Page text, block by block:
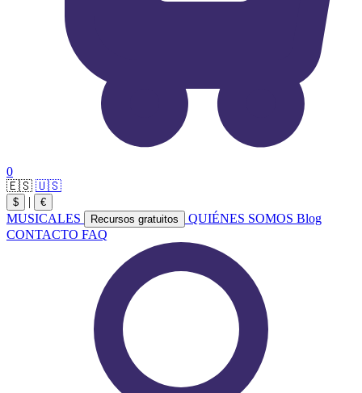
0
🇪🇸 🇺🇸
$ | €
MUSICALES Recursos gratuitos QUIÉNES SOMOS Blog
CONTACTO FAQ